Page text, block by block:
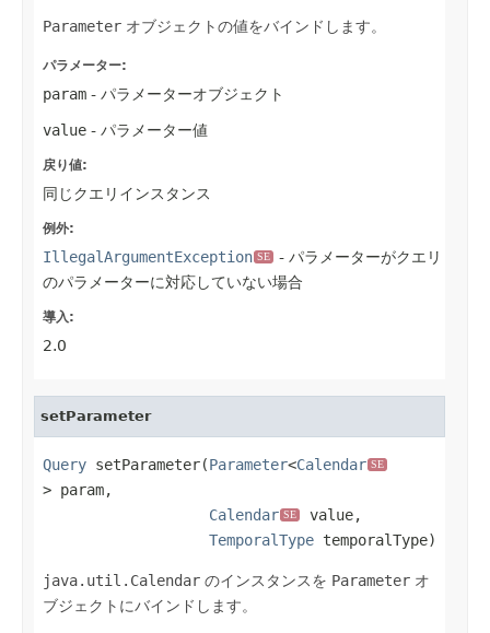
Parameter オブジェクトの値をバインドします。
パラメーター:
param - パラメーターオブジェクト
value - パラメーター値
戻り値:
同じクエリインスタンス
例外:
IllegalArgumentException SE
- パラメーターがクエリ
のパラメーターに対応していない場合
導入:
2.0
setParameter
Query setParameter(Parameter<Calendar SE
> param,
Calendar SE
value,
TemporalType temporalType)
java.util.Calendar のインスタンスを Parameter オ
ブジェクトにバインドします。